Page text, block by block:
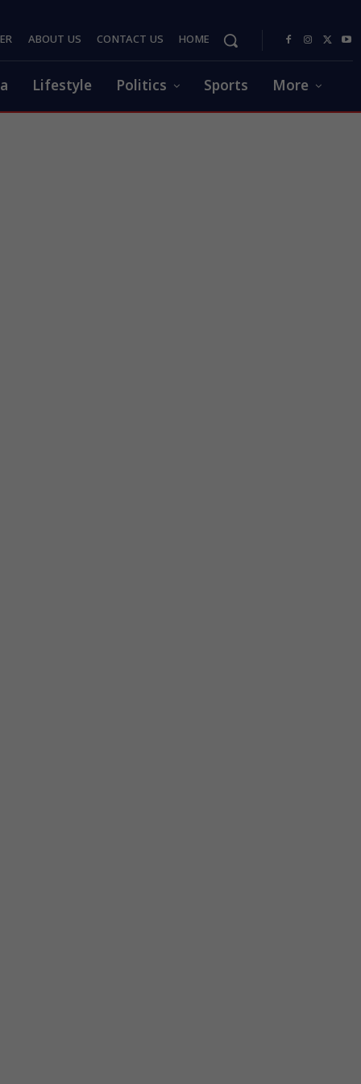
ABOUT US CONTACT US HOME
Lifestyle Politics Sports More